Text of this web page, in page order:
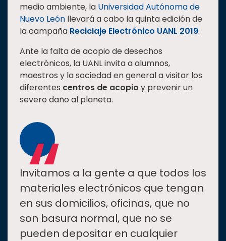
Oferta
educativa
Estudiantes
Rectoría
Investigación
Internacionalización
Vinculación
Historia
Universiada
medio ambiente, la Universidad Autónoma de
Nuevo León llevará a cabo la quinta edición de
la campaña Reciclaje Electrónico UANL 2019.
Ante la falta de acopio de desechos
electrónicos, la UANL invita a alumnos,
maestros y la sociedad en general a visitar los
diferentes centros de acopio y prevenir un
severo daño al planeta.
“
Invitamos a la gente a que todos los
materiales electrónicos que tengan
en sus domicilios, oficinas, que no
son basura normal, que no se
pueden depositar en cualquier